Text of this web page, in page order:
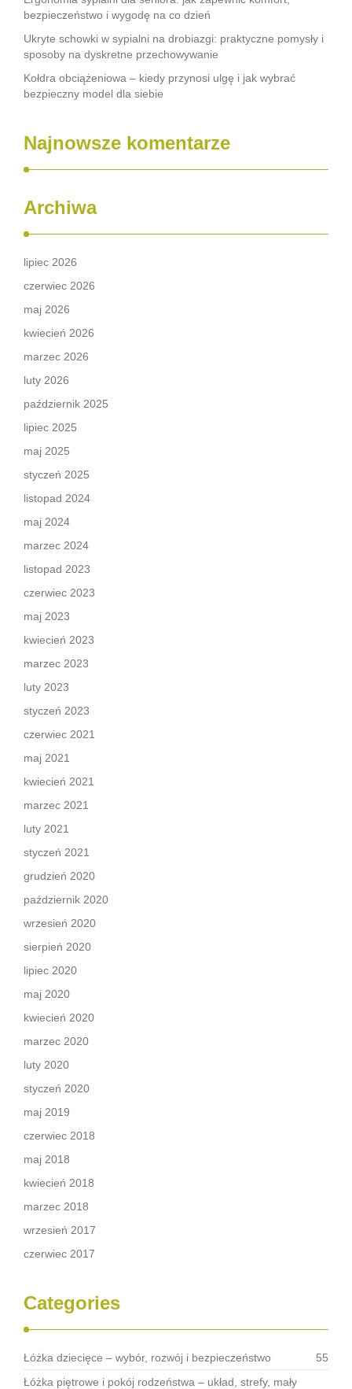
bezpieczeństwo i wygodę na co dzień
Ukryte schowki w sypialni na drobiazgi: praktyczne pomysły i
sposoby na dyskretne przechowywanie
Kołdra obciążeniowa – kiedy przynosi ulgę i jak wybrać
bezpieczny model dla siebie
Najnowsze komentarze
Archiwa
lipiec 2026
czerwiec 2026
maj 2026
kwiecień 2026
marzec 2026
luty 2026
październik 2025
lipiec 2025
maj 2025
styczeń 2025
listopad 2024
maj 2024
marzec 2024
listopad 2023
czerwiec 2023
maj 2023
kwiecień 2023
marzec 2023
luty 2023
styczeń 2023
czerwiec 2021
maj 2021
kwiecień 2021
marzec 2021
luty 2021
styczeń 2021
grudzień 2020
październik 2020
wrzesień 2020
sierpień 2020
lipiec 2020
maj 2020
kwiecień 2020
marzec 2020
luty 2020
styczeń 2020
maj 2019
czerwiec 2018
maj 2018
kwiecień 2018
marzec 2018
wrzesień 2017
czerwiec 2017
Categories
Łóżka dziecięce – wybór, rozwój i bezpieczeństwo
55
Łóżka piętrowe i pokój rodzeństwa – układ, strefy, mały